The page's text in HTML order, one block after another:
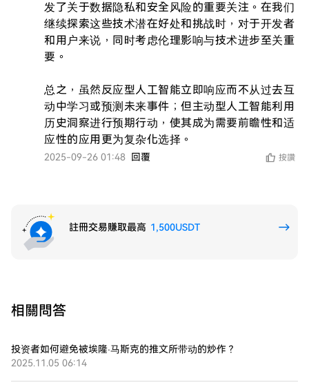
发了关于数据隐私和安全风险的重要关注。在我们
继续探索这些技术潜在好处和挑战时，对于开发者
和用户来说，同时考虑伦理影响与技术进步至关重
要。
总之，虽然反应型人工智能立即响应而不从过去互
动中学习或预测未来事件；但主动型人工智能利用
历史洞察进行预期行动，使其成为需要前瞻性和适
应性的应用更为复杂化选择。
2025-09-26 01:48 回覆 按讚
註冊交易賺取最高 1,500USDT
相關問答
投资者如何避免被埃隆·马斯克的推文所带动的炒作？
2025.11.05 06:14